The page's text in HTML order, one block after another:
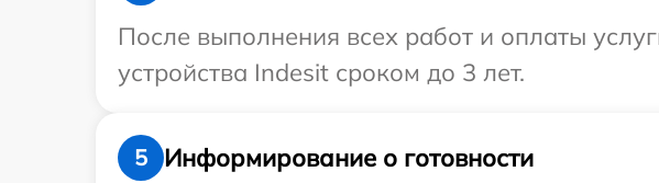
После выполнения всех работ и оплаты
устройства Indesit сроком до 3 лет.
5
Информирование о готовности